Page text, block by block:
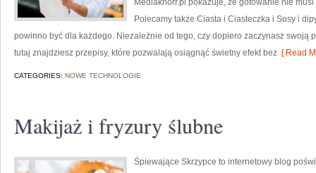
Mediaknorr.pl pokazuje, że gotowanie nie
Polecamy także Ciasta i Ciasteczka i Sosy i
powinno być dla każdego. Niezależnie od tego, czy dopiero zaczynasz swoją
tutaj znajdziesz przepisy, które pozwalają osiągnąć świetny efekt bez [ Read
CATEGORIES: NOWE TECHNOLOGIE
Makijaż i fryzury ślubne
Śpiewające Skrzypce to internetowy blog